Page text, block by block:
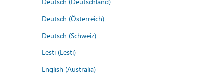
Deutsch (Österreich)
Deutsch (Schweiz)
Eesti (Eesti)
English (Australia)